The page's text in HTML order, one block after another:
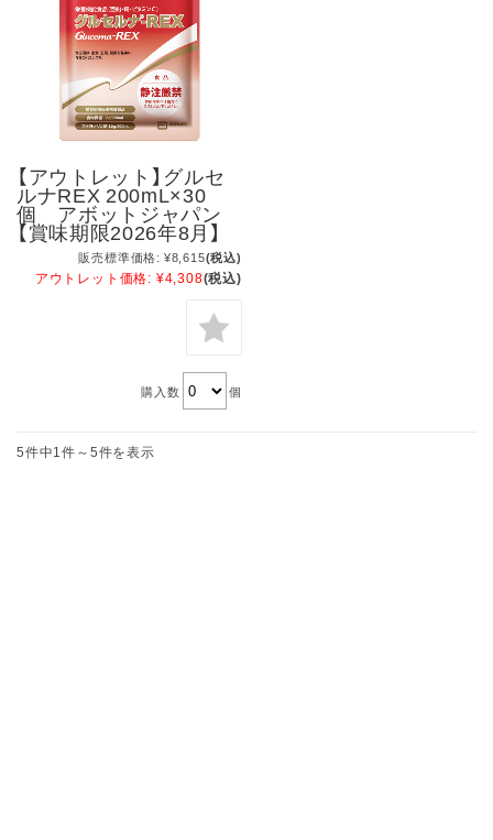
【アウトレット】グルセ
ルナREX 200mL×30
個 アボットジャパン
【賞味期限2026年8月】
販売標準価格: ¥8,615(税込)
アウトレット価格: ¥4,308(税込)
購入数 個
5件中1件～5件を表示